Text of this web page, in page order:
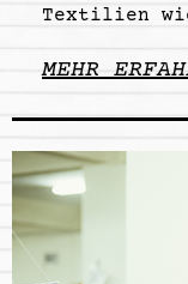
Textilien
MEHR